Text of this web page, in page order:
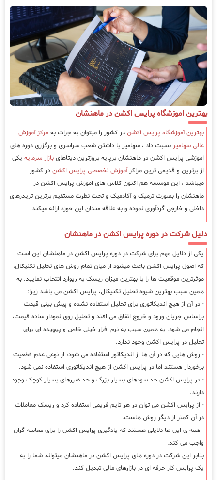
بهترین اموزشگاه پرایس اکشن در ماهنشان
بهترین آموزشگاه پرایس اکشن در کشور را میتوان به جرات به مرکز آموزش
عالی سهامیر نسبت داد ، سهامیر با داشتن شعب سراسری و برگزری دوره های
اموزشی پرایس اکشن در ماهنشان برپایه بروزترین دیتاهای بازار سرمایه یکی
از برترین و قدیمی ترین مراکزآموزش تخصصی پرایس اکشن در کشور
میباشد ، این موسسه هم اکنون کلاس های اموزش پرایس اکشن در
ماهنشان را بصورت ترمیک و آکادمیک و تحت نظرت مستقیم برترین تریدرهای
داخلی و خارجی گردآوری نموده و به علاقه مندان این حوزه ارائه میکند.
دلیل شرکت در دوره پرایس اکشن در ماهنشان
یکی از دلایل مهم برای شرکت در دوره پرایس اکشن در ماهنشان این است
که اصول پرایس اکشن باعث میشود از میان تمام روش های تحلیل تکنیکال،
موثرترین موقعیت ها را با بهترین میزان ریسک به ریوارد انتخاب نمایید. به
همین سبب بهترین شیوه تحلیل تکنیکال، پرایس اکشن می باشد زیرا:
- در آن از هیچ اندیکاتوری برای تحلیل استفاده نشده و پیش بینی قیمت
براساس جریان ورود و خروج اتفاق می افتد و تحلیل روی نمودار ساده قیمت،
انجام می شود. به همین سبب به نرم افزار خیلی خاص و پیچیده ای برای
تحلیل در پرایس اکشن وجود ندارد.
- روش هایی که در آن ها از اندیکاتور استفاده می شود، از نوعی عدم قطعیت
برخوردار هستند اما در پرایس اکشن از هیچ اندیکاتوری استفاده نمی شود.
- در پرایس اکشن حد سودهای بسیار بزرگ و حد ضررهای بسیار کوچک وجود
دارند.
- از پرایس اکشن می توان در هر تایم فریمی استفاده کرد و ریسک معاملات
در آن کمتر از دیگر روش هاست.
- همه ی این ها دلایلی هستند که یادگیری پرایس اکشن را برای معامله گران
واجب می کند.
بنابر این شرکت در دوره های پرایس اکشن در ماهنشان میتواند شما را به
یک پرایس کار حرفه ای در بازارهای مالی تبدیل کند.